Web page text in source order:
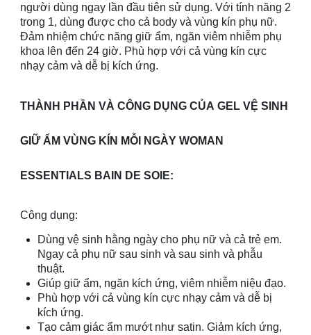
người dùng ngay lần đầu tiên sử dụng. Với tính năng 2
trong 1, dùng được cho cả body và vùng kín phụ nữ.
Đảm nhiệm chức năng giữ ẩm, ngăn viêm nhiễm phụ
khoa lên đến 24 giờ. Phù hợp với cả vùng kín cực
nhạy cảm và dễ bị kích ứng.
THÀNH PHẦN VÀ CÔNG DỤNG CỦA GEL VỆ SINH
GIỮ ẨM VÙNG KÍN MỖI NGÀY WOMAN
ESSENTIALS BAIN DE SOIE:
Công dụng:
Dùng vệ sinh hằng ngày cho phụ nữ và cả trẻ em.
Ngay cả phụ nữ sau sinh và sau sinh và phẫu
thuật.
Giúp giữ ẩm, ngăn kích ứng, viêm nhiễm niệu đạo.
Phù hợp với cả vùng kín cực nhạy cảm và dễ bị
kích ứng.
Tạo cảm giác ẩm mướt như satin. Giảm kích ứng,